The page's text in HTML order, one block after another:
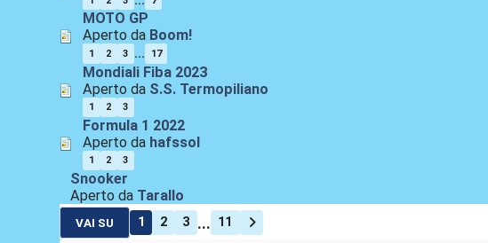
MOTO GP
Aperto da Boom!
1 2 3 ... 17
Mondiali Fiba 2023
Aperto da S.S. Termopiliano
1 2 3
Formula 1 2022
Aperto da hafssol
1 2 3
Snooker
Aperto da Tarallo
VAI SU 1 2 3 ... 11